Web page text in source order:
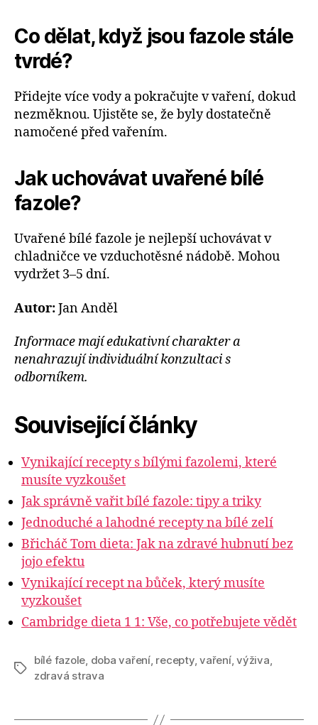
Co dělat, když jsou fazole stále
tvrdé?
Přidejte více vody a pokračujte v vaření, dokud
nezměknou. Ujistěte se, že byly dostatečně
namočené před vařením.
Jak uchovávat uvařené bílé
fazole?
Uvařené bílé fazole je nejlepší uchovávat v
chladničce ve vzduchotěsné nádobě. Mohou
vydržet 3–5 dní.
Autor:Jan Anděl
Informace mají edukativní charakter a
nenahrazují individuální konzultaci s
odborníkem.
Související články
Vynikající recepty s bílými fazolemi, které
musíte vyzkoušet
Jak správně vařit bílé fazole: tipy a triky
Jednoduché a lahodné recepty na bílé zelí
Břicháč Tom dieta: Jak na zdravé hubnutí bez
jojo efektu
Vynikající recept na bůček, který musíte
vyzkoušet
Cambridge dieta 1 1: Vše, co potřebujete vědět
Štítky
bílé fazole, doba vaření, recepty,vaření,výživa,
zdravá strava